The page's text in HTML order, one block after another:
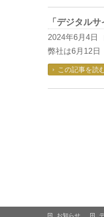
「デジタル
2024年6月4日
弊社は6月12日
この記事を読
お知らせ